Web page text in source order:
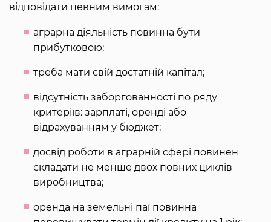
відповідати певним вимогам:
аграрна діяльність повинна бути
прибутковою;
треба мати свій достатній капітал;
відсутність заборгованності по ряду
критеріїв: зарплаті, оренді або
відрахуванням у бюджет;
досвід роботи в аграрній сфері повинен
складати не менше двох повних циклів
виробництва;
оренда на земельні паї повинна